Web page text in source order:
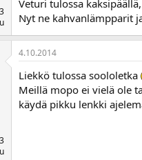
Veturi tulossa
Nyt ne kahvanlämpparit
4.10.2014
Liekkö tulossa soololetka
Meillä mopo ei vielä ole
käydä pikku lenkki